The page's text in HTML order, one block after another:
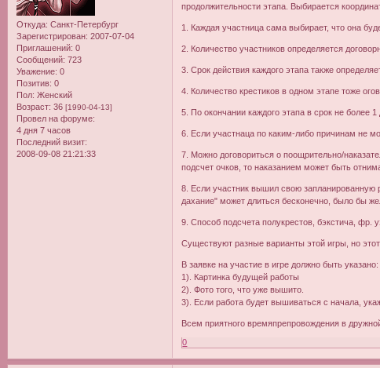
Откуда: Санкт-Петербург
Зарегистрирован: 2007-07-04
Приглашений: 0
Сообщений: 723
Уважение: 0
Позитив: 0
Пол: Женский
Возраст: 36[1990-04-13]
Провел на форуме:
4 дня 7 часов
Последний визит:
2008-09-08 21:21:33
продолжительности этапа. Выбирается
1. Каждая участница сама выбирает, что она
2. Количество участников определяется
3. Срок действия каждого этапа также
4. Количество крестиков в одном этапе тоже
5. По окончании каждого этапа в срок не более
6. Если участнаца по каким-либо причинам не
7. Можно договориться о поощрительно/
подсчет очков, то наказанием может быть
8. Если участник вышил свою запланированную
дахание" может длиться бесконечно, было бы
9. Способ подсчета полукрестов, бэкстича, фр.
Существуют разные варианты этой игры, но
В заявке на участие в игре должно быть указано:
1). Картинка будущей работы
2). Фото того, что уже вышито.
3). Если работа будет вышиваться с начала,
Всем приятного времяпрепровождения в
0